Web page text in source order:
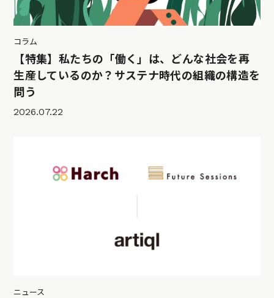
コラム
【特集】私たちの「働く」は、どんな社会を再
生産しているのか？サステナ時代の組織の構造を
問う
2026.07.22
ニュース